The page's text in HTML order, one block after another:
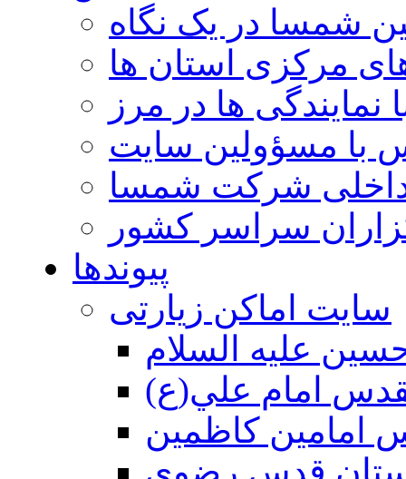
شمسا در یک نگاه
مرکزی استان ها
نمایندگی ها در مرز
با مسؤولین سایت
شرکت شمسا
سراسر کشور
پیوندها
سایت اماکن زیارتی
عليه السلام
امام علي(ع)
امامين كاظمين
قدس رضوي